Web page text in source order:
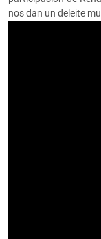
nos dan un deleite